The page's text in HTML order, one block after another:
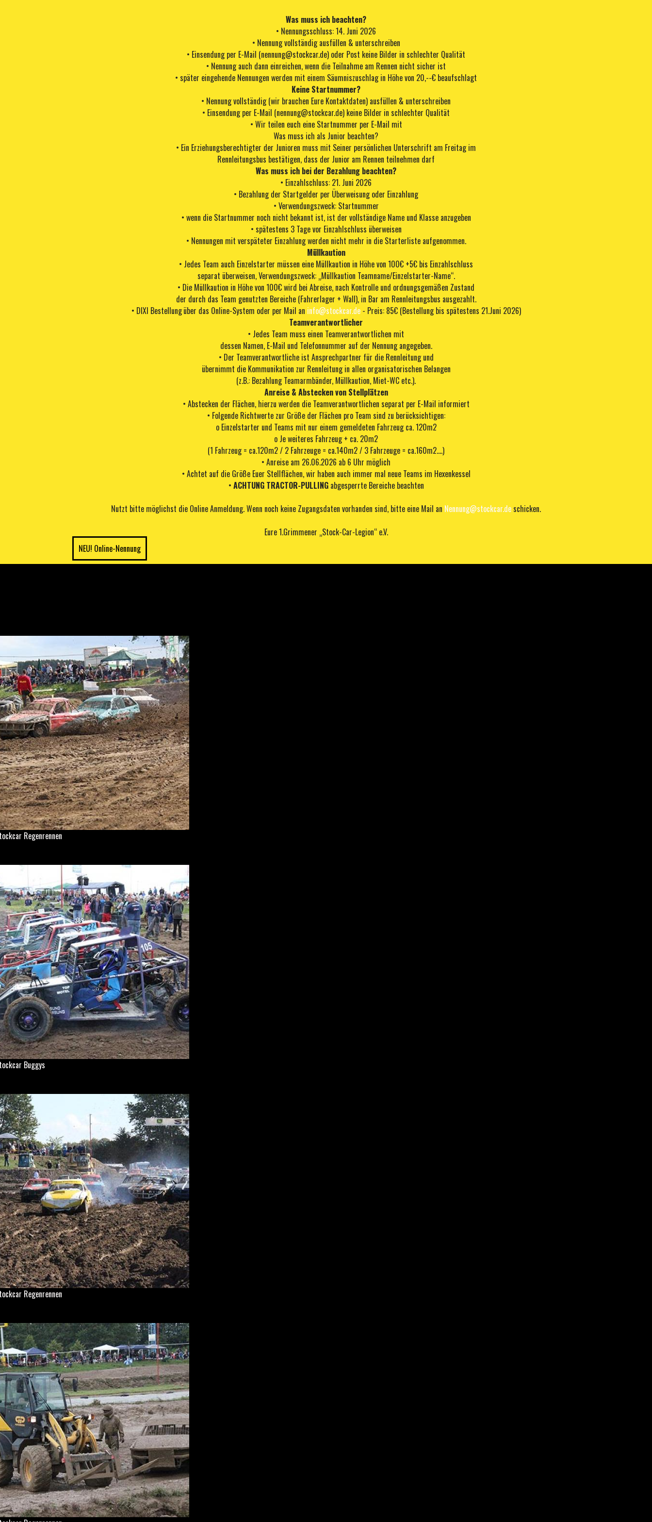
Was muss ich beachten?
• Nennungsschluss: 14. Juni 2026
• Nennung vollständig ausfüllen & unterschreiben
• Einsendung per E-Mail (nennung@stockcar.de) oder Post keine Bilder in schlechter Qualität
• Nennung auch dann einreichen, wenn die Teilnahme am Rennen nicht sicher ist
• später eingehende Nennungen werden mit einem Säumniszuschlag in Höhe von 20,--€ beaufschlagt
Keine Startnummer?
• Nennung vollständig (wir brauchen Eure Kontaktdaten) ausfüllen & unterschreiben
• Einsendung per E-Mail (nennung@stockcar.de) keine Bilder in schlechter Qualität
• Wir teilen euch eine Startnummer per E-Mail mit
Was muss ich als Junior beachten?
• Ein Erziehungsberechtigter der Junioren muss mit Seiner persönlichen Unterschrift am Freitag im
Rennleitungsbus bestätigen, dass der Junior am Rennen teilnehmen darf
Was muss ich bei der Bezahlung beachten?
• Einzahlschluss: 21. Juni 2026
• Bezahlung der Startgelder per Überweisung oder Einzahlung
• Verwendungszweck: Startnummer
• wenn die Startnummer noch nicht bekannt ist, ist der vollständige Name und Klasse anzugeben
• spätestens 3 Tage vor Einzahlschluss überweisen
• Nennungen mit verspäteter Einzahlung werden nicht mehr in die Starterliste aufgenommen.
Müllkaution
• Jedes Team auch Einzelstarter müssen eine Müllkaution in Höhe von 100€ +5€ bis Einzahlschluss
separat überweisen, Verwendungszweck: „Müllkaution Teamname/Einzelstarter-Name“.
• Die Müllkaution in Höhe von 100€ wird bei Abreise, nach Kontrolle und ordnungsgemäßen Zustand
der durch das Team genutzten Bereiche (Fahrerlager + Wall), in Bar am Rennleitungsbus ausgezahlt.
• DIXI Bestellungüber das Online-System oder per Mail an info@stockcar.de- Preis: 85€ (Bestellung bis spätestens 21.Juni 2026)
Teamverantwortlicher
• Jedes Team muss einen Teamverantwortlichen mit
dessen Namen, E-Mail und Telefonnummer auf der Nennung angegeben.
• Der Teamverantwortliche ist Ansprechpartner für die Rennleitung und
übernimmt die Kommunikation zur Rennleitung in allen organisatorischen Belangen
(z.B.: Bezahlung Teamarmbänder, Müllkaution, Miet-WC etc.).
Anreise & Abstecken von Stellplätzen
• Abstecken der Flächen, hierzu werden die Teamverantwortlichen separat per E-Mail informiert
• Folgende Richtwerte zur Größe der Flächen pro Team sind zu berücksichtigen:
o Einzelstarter und Teams mit nur einem gemeldeten Fahrzeug ca. 120m2
o Je weiteres Fahrzeug + ca. 20m2
(1 Fahrzeug = ca.120m2 / 2 Fahrzeuge = ca.140m2 / 3 Fahrzeuge = ca.160m2....)
• Anreise am 26.06.2026 ab 6 Uhr möglich
• Achtet auf die Größe Euer Stellflächen, wir haben auch immer mal neue Teams im Hexenkessel
• ACHTUNG TRACTOR-PULLINGabgesperrte Bereiche beachten
Nutzt bitte möglichst die Online Anmeldung. Wenn noch keine Zugangsdaten vorhanden sind, bitte eine Mail an Nennung@stockcar.deschicken.
Eure 1.Grimmener „Stock-Car-Legion“ e.V.
NEU! Online-Nennung
Regenrennen
Buggys
Regenrennen